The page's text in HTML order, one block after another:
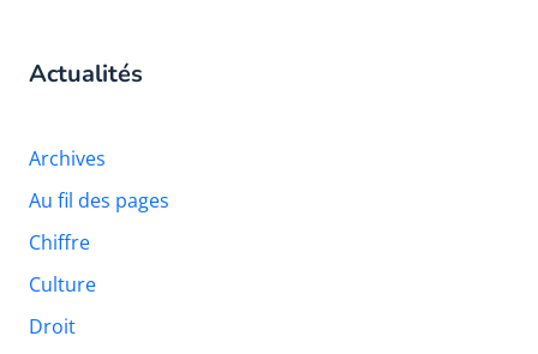
Actualités
Archives
Au fil des pages
Chiffre
Culture
Droit